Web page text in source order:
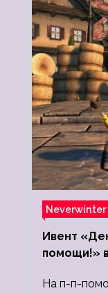
Neverwinter
Ивент
помощи!»
На п-п-